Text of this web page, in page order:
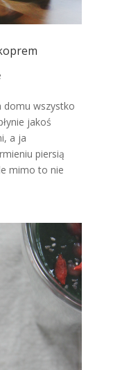
domu wszystko
jakoś
a ja
piersią
mimo to nie